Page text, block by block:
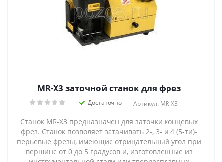
MR-X3 заточной станок для фрез
Достаточно Артикул: MR-X3
Станок MR-X3 предназначен для заточки концевых
фрез. Станок позволяет затачивать 2-, 3- и 4 (5-ти)-
перьевые фрезы, имеющие отрицательный угол при
вершине от 0 до 5 градусов и, изготовленные из